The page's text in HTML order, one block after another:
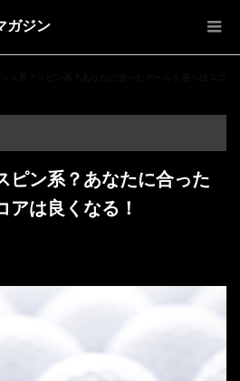
ガジン
ピン系？あなたに合った
アは良くなる！